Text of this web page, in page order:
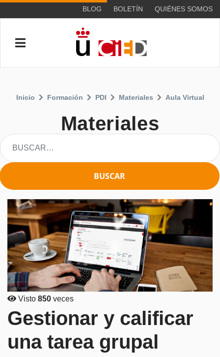
BLOG BOLETÍN QUIÉNES SOMOS
Materiales
Inicio Formación PDI Materiales Aula Virtual
BUSCAR
Visto 850 veces
Gestionar y calificar
una tarea grupal